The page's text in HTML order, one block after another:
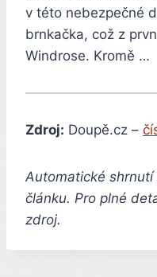
v této nebezpečné
brnkačka, což z
Windrose. Kromě …
Zdroj: Doupě.cz –
Automatické
článku. Pro plné
zdroj.